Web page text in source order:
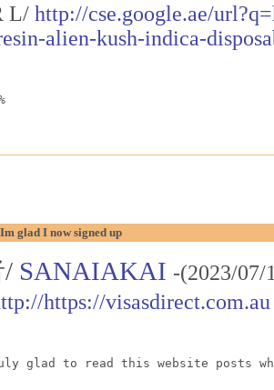
L/ http://cse.google.ae/
alien-kush-indica-
Im glad I now signed up
/ SANAIAKAI -(2023/
https://visasdirect.com.au
glad to read this website posts